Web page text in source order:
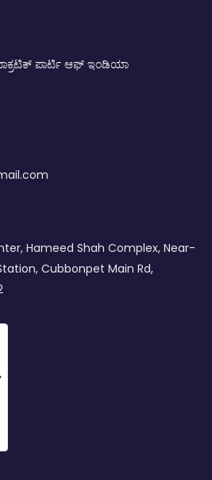
ಪಾರ್ಟಿ ಆಫ್ ಇಂಡಿಯಾ
Hameed Shah Complex, Near-
Cubbonpet Main Rd,